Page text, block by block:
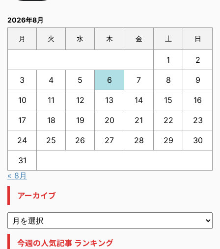
2026年8月
月 火 水 木 金 土 日
1 2
3 4 5 6 7 8 9
10 11 12 13 14 15 16
17 18 19 20 21 22 23
24 25 26 27 28 29 30
31
« 8月
アーカイブ
今週の人気記事 ランキング